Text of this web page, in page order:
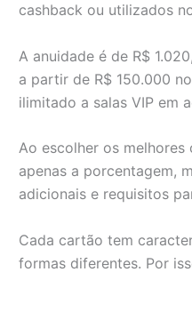
cashback ou utilizados
A anuidade é de R$
a partir de R$ 150.000
ilimitado a salas VIP em
Ao escolher os
apenas a porcentagem,
adicionais e requisitos
Cada cartão tem
formas diferentes. Por